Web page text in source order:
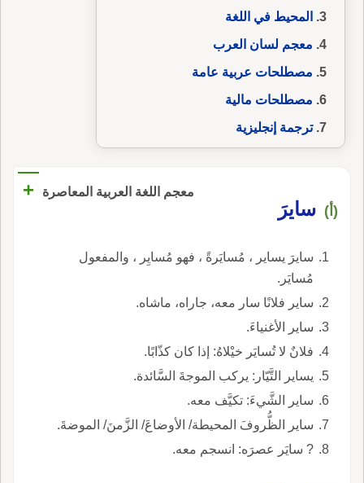
المحيط في اللغة
معجم لسان العرب
مصطلحات عربية عامة
مصطلحات مالية
ترجمة إنجليزية
معجم اللغة العربية المعاصرة +
(أ) سايرَ
سايرَ يساير ، مُسايَرةً ، فهو مُسايِر ، والمفعول
مُسايَر.
ساير فلانًا سار معه، جاراه، ماشاه.
ساير الأغنياءَ.
فلانٌ لا تُسايَر خيْلاهُ: إذا كان كذّابًا.
يساير التَّيّار: يركب الموجةَ السَّائدة.
ساير الشَّيءَ: تكيَّف معه.
ساير الظُّروفَ المحيطة/ الأوضاعَ/ الزَّمنَ/ الموضةَ.
? سايَر عصرَه: انسجم معه.